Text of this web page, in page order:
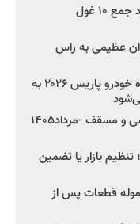
۳ خودروساز چینی برای نخستین بار وارد جمع ۱۰ غول
عظیمی به راس
چینی‌ها به قلب اروپا رسیدند؛ نمایشگاه خودرو پاریس ۲۰۲۶ به
شروع فروش اقساطی زامیاد EX کمپرسی و مسقف -مرداد۱۴۰۵
راز واردات ۷۵ هزار خودرو در سال ۱۴۰۵؛ تنظیم بازار یا تضمین
قطعات پس از